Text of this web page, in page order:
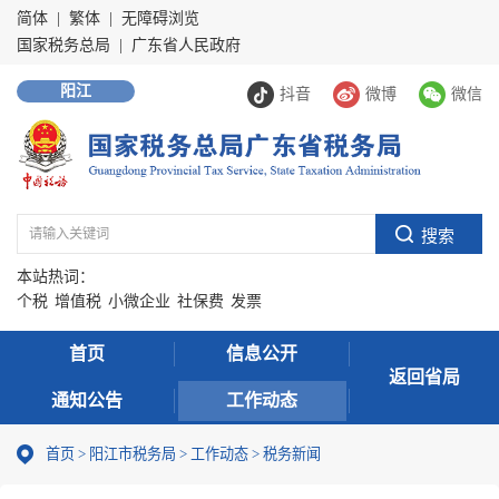
简体 繁体
无障碍浏览
国家税务总局
广东省人民政府
抖音 微博 微信
阳江
本站热词：
个税 增值税 小微企业 社保费 发票
首页 信息公开
通知公告 工作动态
返回省局
首页 > 阳江市税务局 > 工作动态 > 税务新闻